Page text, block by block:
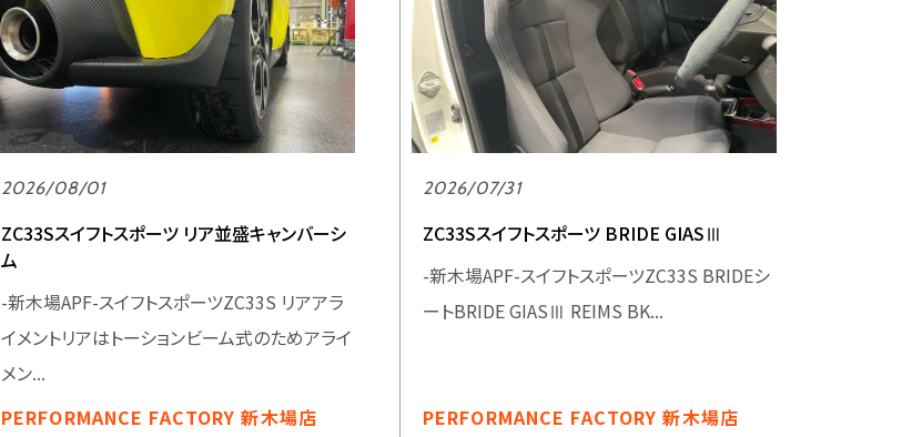
2026/08/01
ZC33Sスイフトスポーツ リア並盛キャンバーシ
ム
-新木場APF-スイフトスポーツZC33S リアアラ
イメントリアはトーションビーム式のためアライ
メン...
PERFORMANCE FACTORY 新木場店
2026/07/31
ZC33Sスイフトスポーツ BRIDE GIASⅢ
-新木場APF-スイフトスポーツZC33S BRIDEシ
ートBRIDE GIASⅢ REIMS BK...
PERFORMANCE FACTORY 新木場店